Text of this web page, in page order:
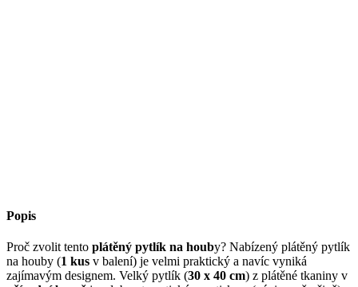
Popis
Proč zvolit tento plátěný pytlík na houby? Nabízený plátěný pytlík
na houby (1 kus v balení) je velmi praktický a navíc vyniká
zajímavým designem. Velký pytlík (30 x 40 cm) z plátěné tkaniny v